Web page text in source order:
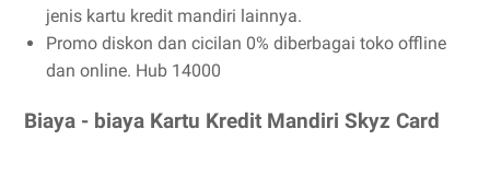
jenis kartu kredit mandiri lainnya.
Promo diskon dan cicilan 0% diberbagai toko offline
dan online. Hub 14000
Biaya - biaya Kartu Kredit Mandiri Skyz Card